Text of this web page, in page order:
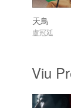
天鳥
盧冠廷
Viu